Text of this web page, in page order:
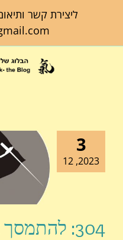
ליצירת קשר
3
2023, 12
304: